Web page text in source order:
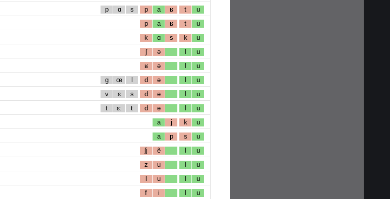
p ɑ s p a ʁ t u
p a ʁ t u
k ɑ s k u
ʃ ə l u
ʁ ə l u
g œ l d ə l u
v ɛ s d ə l u
t ɛː t d ə l u
a j k u
a p s u
ʃj ẽ l u
z u l u
l u l u
f i l u